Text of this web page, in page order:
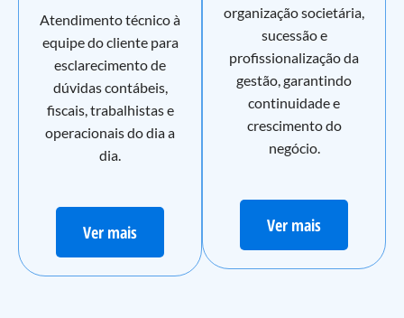
Atendimento técnico à
equipe do cliente para
esclarecimento de
dúvidas contábeis,
fiscais, trabalhistas e
operacionais do dia a
dia.
Ver mais
organização societária,
sucessão e
profissionalização da
gestão, garantindo
continuidade e
crescimento do
negócio.
Ver mais